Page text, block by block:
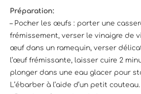
Préparation:
– Pocher les œufs : porter une
frémissement, verser le vinaigre de
œuf dans un ramequin, verser
l’œuf frémissante, laisser cuire 2
plonger dans une eau glacer pour
L’ébarber à l’aide d’un petit couteau.